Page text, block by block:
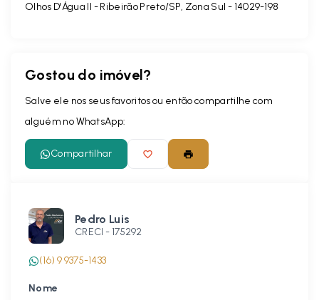
Olhos D'Água II - Ribeirão Preto/SP, Zona Sul - 14029-198
Gostou do imóvel?
Salve ele nos seus favoritos ou então compartilhe com
alguém no WhatsApp:
Compartilhar
Pedro Luis
CRECI - 175292
(16) 9 9375-1433
Nome